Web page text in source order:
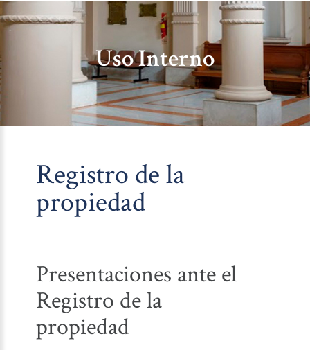
Uso Interno
Registro de la
propiedad
Presentaciones ante el
Registro de la
propiedad